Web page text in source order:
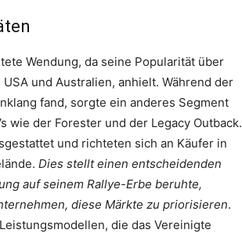
Wendung, da seine Popularität über
und Australien, anhielt. Während der
fand, sorgte ein anderes Segment
der Forester und der Legacy Outback.
und richteten sich an Käufer in
Dies stellt einen entscheidenden
auf seinem Rallye-Erbe beruhte,
diese Märkte zu priorisieren.
die das Vereinigte